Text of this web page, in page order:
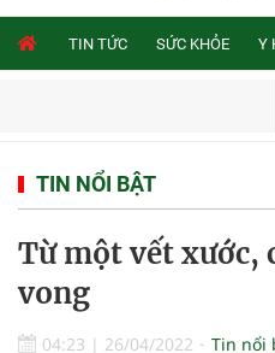
TIN TỨC SỨC KHỎE Y
TIN NỔI BẬT
Từ một vết xước,
vong
04:23 | 26/04/2022 Tin nổi